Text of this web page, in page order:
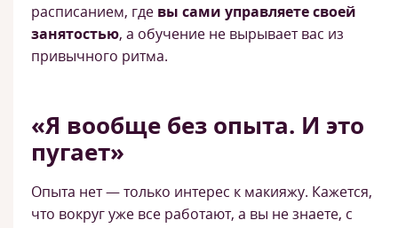
расписанием, где вы сами управляете своей
занятостью, а обучение не вырывает вас из
привычного ритма.
«Я вообще без опыта. И это
пугает»
Опыта нет — только интерес к макияжу. Кажется,
что вокруг уже все работают, а вы не знаете, с